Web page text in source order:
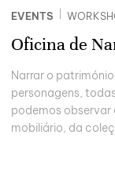
EVENTS |
Oficina de
Narrar o
personagens,
podemos observar
mobiliário, da